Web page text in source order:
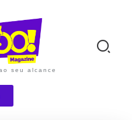
seu alcance